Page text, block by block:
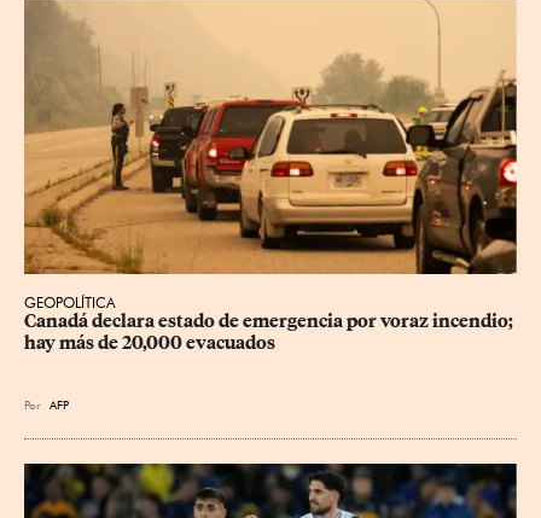
GEOPOLÍTICA
Canadá declara estado de emergencia por voraz incendio;
hay más de 20,000 evacuados
Por AFP